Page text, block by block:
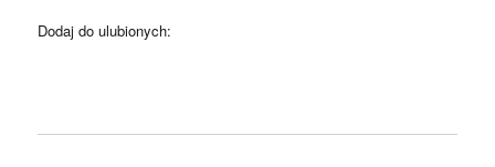
Dodaj do ulubionych: